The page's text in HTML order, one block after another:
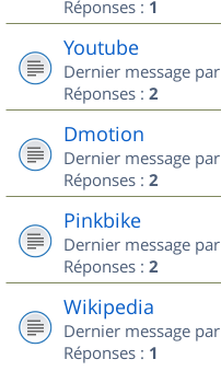
Réponses : 1
Youtube
Dernier message par
Réponses : 2
Dmotion
Dernier message par
Réponses : 2
Pinkbike
Dernier message par
Réponses : 2
Wikipedia
Dernier message par
Réponses : 1